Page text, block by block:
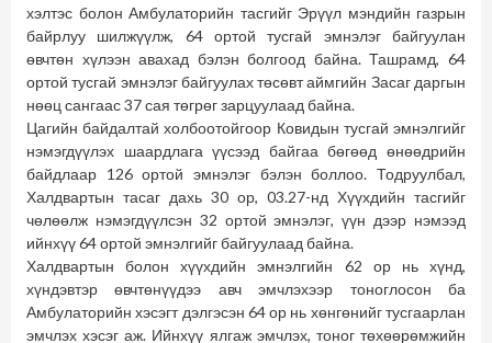
хэлтэс болон Амбулаторийн тасгийг Эрүүл мэндийн газрын
байрлуу шилжүүлж, 64 ортой тусгай эмнэлэг байгуулан
өвчтөн хүлээн авахад бэлэн болгоод байна. Ташрамд, 64
ортой тусгай эмнэлэг байгуулах төсөвт аймгийн Засаг даргын
нөөц сангаас 37 сая төгрөг зарцуулаад байна.
Цагийн байдалтай холбоотойгоор Ковидын тусгай эмнэлгийг
нэмэгдүүлэх шаардлага үүсээд байгаа бөгөөд өнөөдрийн
байдлаар 126 ортой эмнэлэг бэлэн боллоо. Тодруулбал,
Халдвартын тасаг дахь 30 ор, 03.27-нд Хүүхдийн тасгийг
чөлөөлж нэмэгдүүлсэн 32 ортой эмнэлэг, үүн дээр нэмээд
ийнхүү 64 ортой эмнэлгийг байгуулаад байна.
Халдвартын болон хүүхдийн эмнэлгийн 62 ор нь хүнд,
хүндэвтэр өвчтөнүүдээ авч эмчлэхээр тоноглосон ба
Амбулаторийн хэсэгт дэлгэсэн 64 ор нь хөнгөнийг тусгаарлан
эмчлэх хэсэг аж. Ийнхүү ялгаж эмчлэх, тоног төхөөрөмжийн